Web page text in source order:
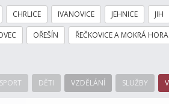
CHRLICE IVANOVICE JEHNICE JIH
OŘEŠÍN ŘEČKOVICE A MOKRÁ HORA
SPORT DĚTI VZDĚLÁNÍ SLUŽBY